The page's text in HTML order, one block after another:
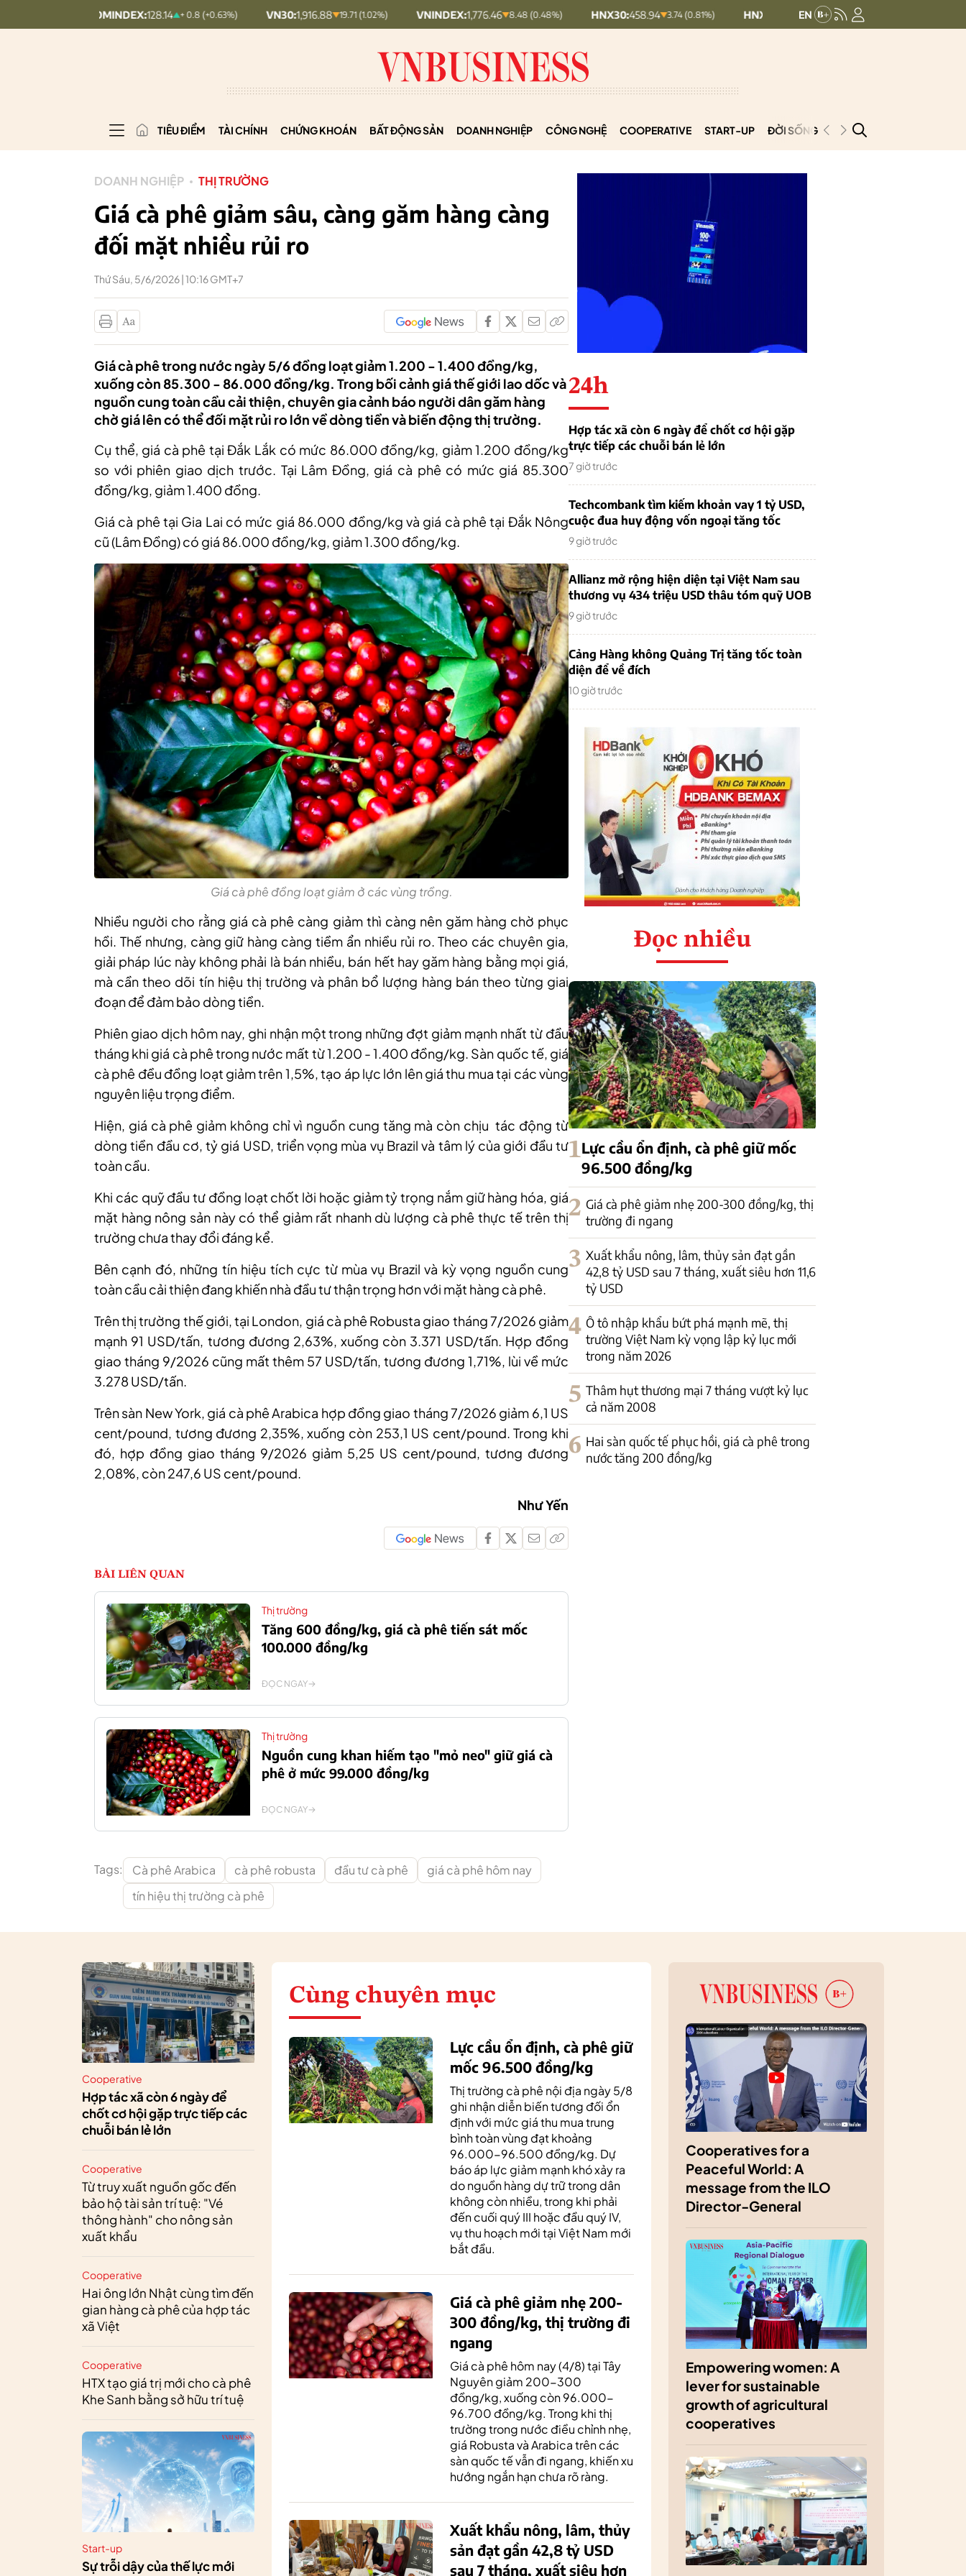
128.14 + 0.8 (+0.63%) VN30: 1,916.88 19.71 (1.02%) VNINDEX: 1,776.46 8.48 (0.48%) HNX30: 458.94 3.74 (0.81%) HNXINDEX: 293.59 0.13 (0.04%) UPCOMINDEX:
TIÊU ĐIỂM TÀI CHÍNH CHỨNG KHOÁN BẤT ĐỘNG SẢN DOANH NGHIỆP CÔNG NGHỆ COOPERATIVE START-UP ĐỜI SỐNG PODCAST
DOANH NGHIỆP THỊ TRƯỜNG
Giá cà phê giảm sâu, càng găm hàng càng
đối mặt nhiều rủi ro
Thứ Sáu, 5/6/2026 | 10:16 GMT+7
Giá cà phê trong nước ngày 5/6 đồng loạt giảm 1.200 - 1.400 đồng/kg,
xuống còn 85.300 - 86.000 đồng/kg. Trong bối cảnh giá thế giới lao dốc và
nguồn cung toàn cầu cải thiện, chuyên gia cảnh báo người dân găm hàng
chờ giá lên có thể đối mặt rủi ro lớn về dòng tiền và biến động thị trường.
Cụ thể, giá cà phê tại Đắk Lắk có mức 86.000 đồng/kg, giảm 1.200 đồng/kg
so với phiên giao dịch trước. Tại Lâm Đồng, giá cà phê có mức giá 85.300
đồng/kg, giảm 1.400 đồng.
Giá cà phê tại Gia Lai có mức giá 86.000 đồng/kg và giá cà phê tại Đắk Nông
cũ (Lâm Đồng) có giá 86.000 đồng/kg, giảm 1.300 đồng/kg.
Giá cà phê đồng loạt giảm ở các vùng trồng.
Nhiều người cho rằng giá cà phê càng giảm thì càng nên găm hàng chờ phục
hồi. Thế nhưng, càng giữ hàng càng tiềm ẩn nhiều rủi ro. Theo các chuyên gia,
giải pháp lúc này không phải là bán nhiều, bán hết hay găm hàng bằng mọi giá,
mà cần theo dõi tín hiệu thị trường và phân bổ lượng hàng bán theo từng giai
đoạn để đảm bảo dòng tiền.
Phiên giao dịch hôm nay, ghi nhận một trong những đợt giảm mạnh nhất từ đầu
tháng khi giá cà phê trong nước mất từ 1.200 - 1.400 đồng/kg. Sàn quốc tế, giá
cà phê đều đồng loạt giảm trên 1,5%, tạo áp lực lớn lên giá thu mua tại các vùng
nguyên liệu trọng điểm.
Hiện, giá cà phê giảm không chỉ vì nguồn cung tăng mà còn chịu tác động từ
dòng tiền đầu cơ, tỷ giá USD, triển vọng mùa vụ Brazil và tâm lý của giới đầu tư
toàn cầu.
Khi các quỹ đầu tư đồng loạt chốt lời hoặc giảm tỷ trọng nắm giữ hàng hóa, giá
mặt hàng nông sản này có thể giảm rất nhanh dù lượng cà phê thực tế trên thị
trường chưa thay đổi đáng kể.
Bên cạnh đó, những tín hiệu tích cực từ mùa vụ Brazil và kỳ vọng nguồn cung
toàn cầu cải thiện đang khiến nhà đầu tư thận trọng hơn với mặt hàng cà phê.
Trên thị trường thế giới, tại London, giá cà phê Robusta giao tháng 7/2026 giảm
mạnh 91 USD/tấn, tương đương 2,63%, xuống còn 3.371 USD/tấn. Hợp đồng
giao tháng 9/2026 cũng mất thêm 57 USD/tấn, tương đương 1,71%, lùi về mức
3.278 USD/tấn.
Trên sàn New York, giá cà phê Arabica hợp đồng giao tháng 7/2026 giảm 6,1 US
cent/pound, tương đương 2,35%, xuống còn 253,1 US cent/pound. Trong khi
đó, hợp đồng giao tháng 9/2026 giảm 5,25 US cent/pound, tương đương
2,08%, còn 247,6 US cent/pound.
Như Yến
BÀI LIÊN QUAN
Thị trường
Tăng 600 đồng/kg, giá cà phê tiến sát mốc
100.000 đồng/kg
ĐỌC NGAY
Thị trường
Nguồn cung khan hiếm tạo "mỏ neo" giữ giá cà
phê ở mức 99.000 đồng/kg
ĐỌC NGAY
Tags: Cà phê Arabica cà phê robusta đầu tư cà phê
giá cà phê hôm nay
tín hiệu thị trường cà phê
24h
Hợp tác xã còn 6 ngày để chốt cơ hội gặp
trực tiếp các chuỗi bán lẻ lớn
7 giờ trước
Techcombank tìm kiếm khoản vay 1 tỷ USD,
cuộc đua huy động vốn ngoại tăng tốc
9 giờ trước
Allianz mở rộng hiện diện tại Việt Nam sau
thương vụ 434 triệu USD thâu tóm quỹ UOB
9 giờ trước
Cảng Hàng không Quảng Trị tăng tốc toàn
diện để về đích
10 giờ trước
Đọc nhiều
1Lực cầu ổn định, cà phê giữ mốc
96.500 đồng/kg
2 Giá cà phê giảm nhẹ 200-300 đồng/kg, thị
trường đi ngang
3 Xuất khẩu nông, lâm, thủy sản đạt gần
42,8 tỷ USD sau 7 tháng, xuất siêu hơn 11,6
tỷ USD
4 Ô tô nhập khẩu bứt phá mạnh mẽ, thị
trường Việt Nam kỳ vọng lập kỷ lục mới
trong năm 2026
5 Thâm hụt thương mại 7 tháng vượt kỷ lục
cả năm 2008
6 Hai sàn quốc tế phục hồi, giá cà phê trong
nước tăng 200 đồng/kg
Cooperative
Hợp tác xã còn 6 ngày để
chốt cơ hội gặp trực tiếp các
chuỗi bán lẻ lớn
Cooperative
Từ truy xuất nguồn gốc đến
bảo hộ tài sản trí tuệ: "Vé
thông hành" cho nông sản
xuất khẩu
Cooperative
Hai ông lớn Nhật cùng tìm đến
gian hàng cà phê của hợp tác
xã Việt
Cooperative
HTX tạo giá trị mới cho cà phê
Khe Sanh bằng sở hữu trí tuệ
Start-up
Sự trỗi dậy của thế lực mới
Cùng chuyên mục
Lực cầu ổn định, cà phê giữ
mốc 96.500 đồng/kg
Thị trường cà phê nội địa ngày 5/8
ghi nhận diễn biến tương đối ổn
định với mức giá thu mua trung
bình toàn vùng đạt khoảng
96.000-96.500 đồng/kg. Dự
báo áp lực giảm mạnh khó xảy ra
do nguồn hàng dự trữ trong dân
không còn nhiều, trong khi phải
đến cuối quý III hoặc đầu quý IV,
vụ thu hoạch mới tại Việt Nam mới
bắt đầu.
Giá cà phê giảm nhẹ 200-
300 đồng/kg, thị trường đi
ngang
Giá cà phê hôm nay (4/8) tại Tây
Nguyên giảm 200-300
đồng/kg, xuống còn 96.000-
96.700 đồng/kg. Trong khi thị
trường trong nước điều chỉnh nhẹ,
giá Robusta và Arabica trên các
sàn quốc tế vẫn đi ngang, khiến xu
hướng ngắn hạn chưa rõ ràng.
Xuất khẩu nông, lâm, thủy
sản đạt gần 42,8 tỷ USD
sau 7 tháng, xuất siêu hơn
Cooperatives for a
Peaceful World: A
message from the ILO
Director-General
Empowering women: A
lever for sustainable
growth of agricultural
cooperatives